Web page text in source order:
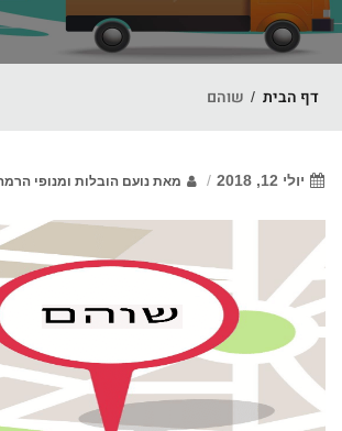
דף הבית שוהם
יולי 12, 2018 מאת נועם הובלות ומנופי